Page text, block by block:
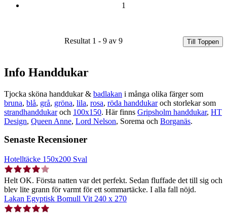
1
Resultat 1 - 9 av 9 Till Toppen
Info Handdukar
Tjocka sköna handdukar & badlakan i många olika färger som
bruna, blå, grå, gröna, lila, rosa, röda handdukaroch storlekar som
strandhanddukaroch 100x150. Här finns Gripsholm handdukar, HT
Design, Queen Anne, Lord Nelson, Sorema och Borganäs.
Senaste Recensioner
Hotelltäcke 150x200 Sval
Helt OK. Första natten var det perfekt. Sedan fluffade det till sig och
blev lite grann för varmt för ett sommartäcke. I alla fall nöjd.
Lakan Egyptisk Bomull Vit 240 x 270